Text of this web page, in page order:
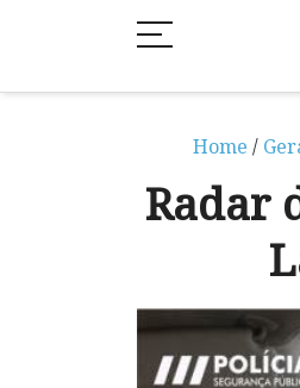
Home /
Radar